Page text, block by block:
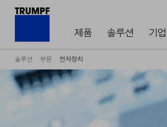
제품 솔루션 기업
솔루션 부문 전자장치